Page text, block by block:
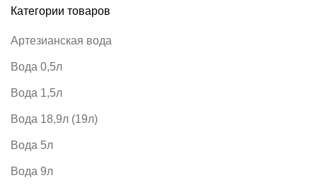
Категории товаров
Артезианская вода
Вода 0,5л
Вода 1,5л
Вода 18,9л (19л)
Вода 5л
Вода 9л